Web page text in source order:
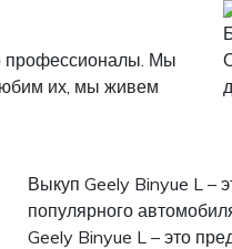
профессионалы. Мы
их, мы живем
Выкуп Geely Binyue L –
популярного
Geely Binyue L – это